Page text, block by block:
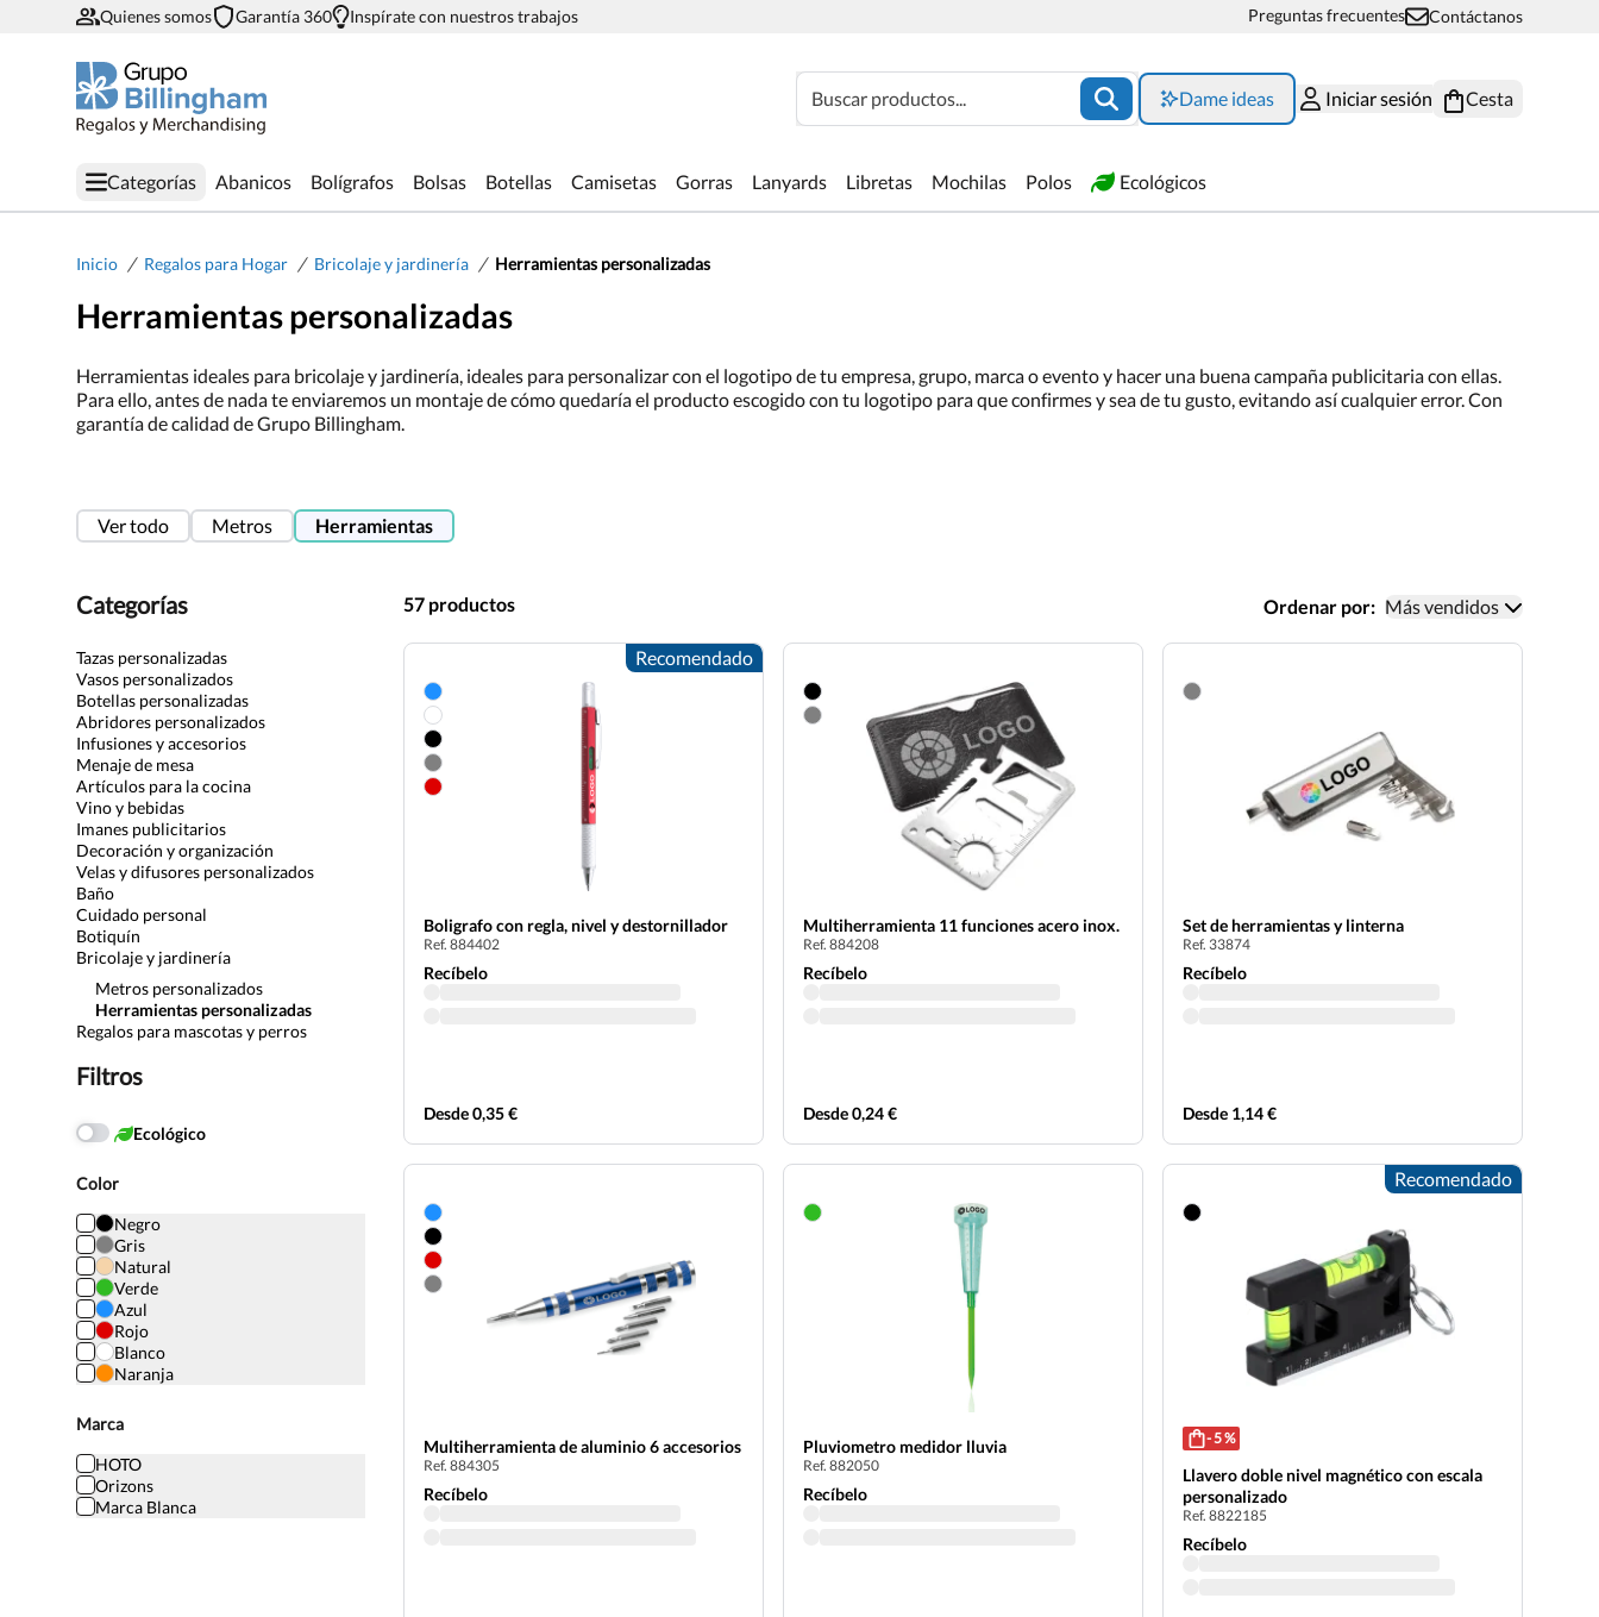
Quienes somos Garantía 360 Inspírate con nuestros trabajos Preguntas frecuentes Contáctanos
Buscar productos... Dame ideas Iniciar sesión Cesta
Categorías Abanicos Bolígrafos Bolsas Botellas Camisetas Gorras Lanyards Libretas Mochilas Polos Ecológicos
Inicio / Regalos para Hogar / Bricolaje y jardinería / Herramientas personalizadas
Herramientas personalizadas
Herramientas ideales para bricolaje y jardinería, ideales para personalizar con el logotipo de tu empresa, grupo, marca o evento y hacer una buena campaña publicitaria con ellas.
Para ello, antes de nada te enviaremos un montaje de cómo quedaría el producto escogido con tu logotipo para que confirmes y sea de tu gusto, evitando así cualquier error. Con
garantía de calidad de Grupo Billingham.
Ver todo Metros Herramientas
Categorías
Tazas personalizadas
Vasos personalizados
Botellas personalizadas
Abridores personalizados
Infusiones y accesorios
Menaje de mesa
Artículos para la cocina
Vino y bebidas
Imanes publicitarios
Decoración y organización
Velas y difusores personalizados
Baño
Cuidado personal
Botiquín
Bricolaje y jardinería
Metros personalizados
Herramientas personalizadas
Regalos para mascotas y perros
Filtros
Ecológico
Color
Negro
Gris
Natural
Verde
Azul
Rojo
Blanco
Naranja
Marca
HOTO
Orizons
Marca Blanca
57 productos Ordenar por: Más vendidos
Recomendado
Boligrafo con regla, nivel y destornillador
Ref. 884402
Recíbelo
Desde 0,35 €
Multiherramienta 11 funciones acero inox.
Ref. 884208
Recíbelo
Desde 0,24 €
Set de herramientas y linterna
Ref. 33874
Recíbelo
Desde 1,14 €
Multiherramienta de aluminio 6 accesorios
Ref. 884305
Recíbelo
Pluviometro medidor lluvia
Ref. 882050
Recíbelo
Recomendado
- 5 %
Llavero doble nivel magnético con escala
personalizado
Ref. 8822185
Recíbelo